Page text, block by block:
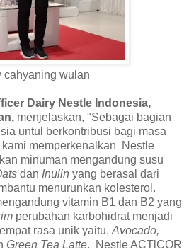
cahyaning wulan
Dairy Nestle Indonesia,
menjelaskan, "Sebagai bagian
untul berkontribusi bagi masa
memperkenalkan Nestle
minuman mengandung susu
dan Inulin yang berasal dari
menurunkan kolesterol.
vitamin B1 dan B2 yang
perubahan karbohidrat menjadi
rasa unik yaitu, Avocado,
Green Tea Latte. Nestle ACTlCOR